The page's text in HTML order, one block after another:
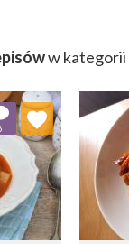
w kategorii
listę: